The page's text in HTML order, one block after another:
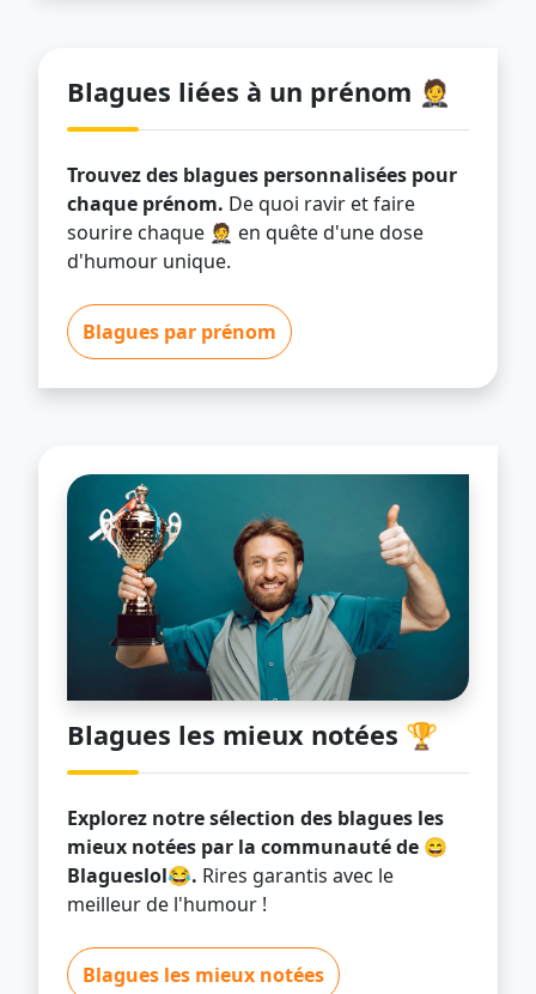
Blagues liées à un prénom 🤵
Trouvez des blagues personnalisées pour
chaque prénom. De quoi ravir et faire
sourire chaque 🤵 en quête d'une dose
d'humour unique.
Blagues par prénom
Blagues les mieux notées 🏆
Explorez notre sélection des blagues les
mieux notées par la communauté de 😄
Blagueslol😂. Rires garantis avec le
meilleur de l'humour !
Blagues les mieux notées